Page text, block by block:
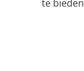
te